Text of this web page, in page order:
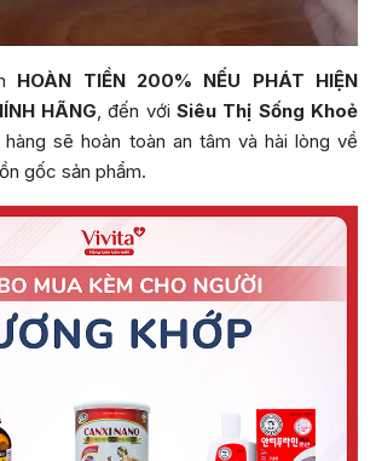
HOÀN TIỀN 200% NẾU PHÁT HIỆN
HÃNG, đến với Siêu Thị Sống Khoẻ
sẽ hoàn toàn an tâm và hài lòng về
gốc sản phẩm.